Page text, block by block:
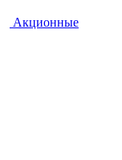
Акционные